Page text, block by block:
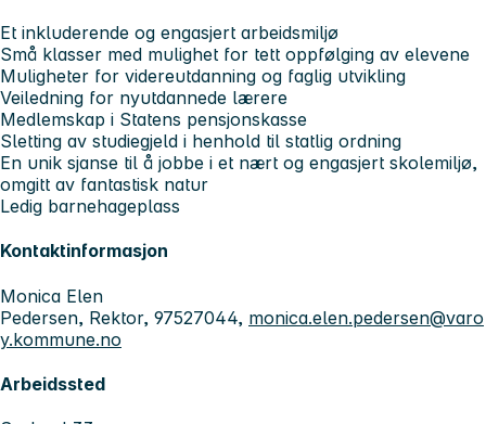
Et inkluderende og engasjert arbeidsmiljø
Små klasser med mulighet for tett oppfølging av elevene
Muligheter for videreutdanning og faglig utvikling
Veiledning for nyutdannede lærere
Medlemskap i Statens pensjonskasse
Sletting av studiegjeld i henhold til statlig ordning
En unik sjanse til å jobbe i et nært og engasjert skolemiljø,
omgitt av fantastisk natur
Ledig barnehageplass
Kontaktinformasjon
Monica Elen
Pedersen, Rektor, 97527044, monica.elen.pedersen@varo
y.kommune.no
Arbeidssted